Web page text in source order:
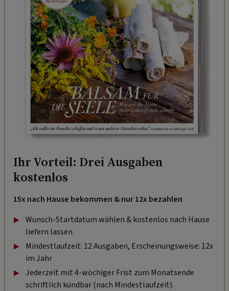
Ihr Vorteil: Drei Ausgaben
kostenlos
15x nach Hause bekommen & nur 12x bezahlen
Wunsch-Startdatum wählen & kostenlos nach Hause
liefern lassen
Mindestlaufzeit: 12 Ausgaben, Erscheinungsweise: 12x
im Jahr
Jederzeit mit 4-wöchiger Frist zum Monatsende
schriftlich kündbar (nach Mindestlaufzeit).